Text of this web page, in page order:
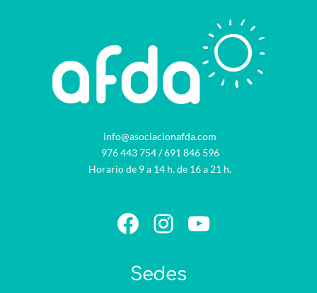
info@asociacionafda.com
976 443 754/691 846 596
Horario de 9 a 14 h. de 16 a 21 h.
Facebook
Instagram
YouTube
Sedes